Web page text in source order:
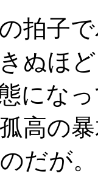
拍子で
ぬほ
にな
高の
だが。